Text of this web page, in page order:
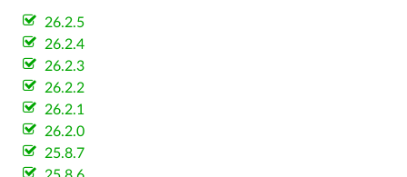
26.2.5
26.2.4
26.2.3
26.2.2
26.2.1
26.2.0
25.8.7